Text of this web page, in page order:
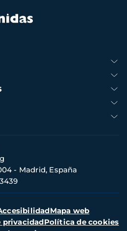
- Madrid, España
Mapa web
privacidadPolítica de cookies